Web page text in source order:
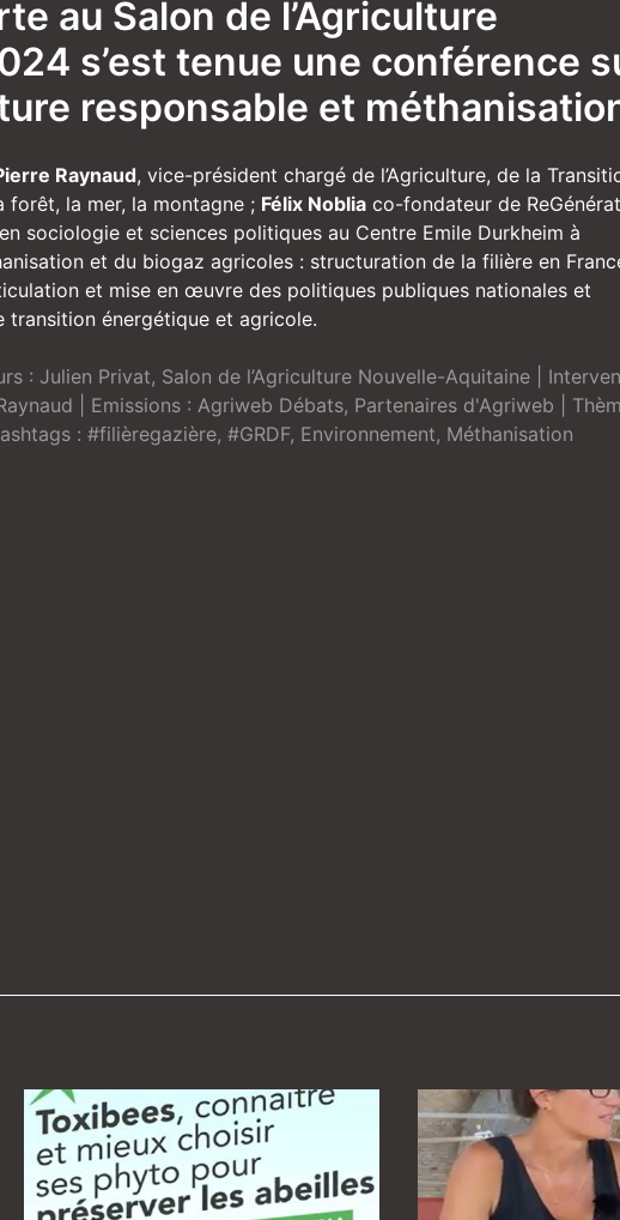
au Salon de l’Agriculture
s’est tenue une conférence
responsable et
Raynaud, vice-président chargé de l’Agriculture, de la
forêt, la mer, la montagne ; Félix Noblia co-fondateur de
sociologie et sciences politiques au Centre Emile Durkheim à
et du biogaz agricoles : structuration de la filière en
et mise en œuvre des politiques publiques nationales et
énergétique et agricole.
: Julien Privat, Salon de l’Agriculture Nouvelle-Aquitaine |
| Emissions : Agriweb Débats, Partenaires d'Agriweb |
: #filièregazière, #GRDF, Environnement, Méthanisation